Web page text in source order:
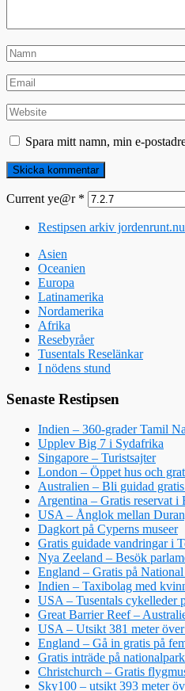
Spara mitt namn, min e-
Current ye@r *
Restipsen arkiv jordenrunt.nu
Asien
Oceanien
Europa
Latinamerika
Nordamerika
Afrika
Resebyråer
Tusentals Reselänkar
I nödens stund
Senaste Restipsen
Indien – 360-grader Tamil
Upplev Big 7 i Sydafrika
Singapore – Turistsajter
London – Öppet hus och
Australien – Bli guidad
Argentina – Gratis reservat i
USA – Ånglok mellan
Dagkort på Cyperns museer
Gratis guidade vandringar i
Nya Zeeland – Besök
England – Gratis på
Indien – Taxibolag med
USA – Tusentals cykelleder
Great Barrier Reef –
USA – Utsikt 381 meter
England – Gå in gratis på
Gratis inträde på
Christchurch – Gratis
Sky100 – utsikt 393 meter